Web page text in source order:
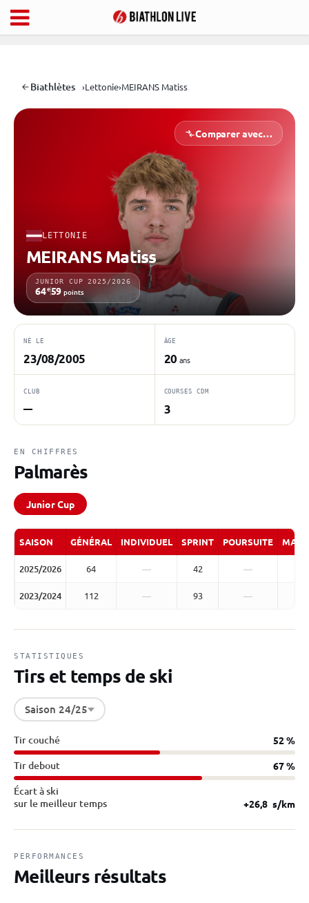
Biathlètes ›Lettonie›MEIRANS Matiss
LETTONIE
MEIRANS Matiss
JUNIOR CUP 2025/2026
64e59 points
Comparer avec…
NÉ LE
23/08/2005
ÂGE
20 ans
CLUB
—
COURSES CDM
3
EN CHIFFRES
Palmarès
Junior Cup
SAISON GÉNÉRAL INDIVIDUEL SPRINT POURSUITE
2025/2026 64 — 42 —
2023/2024 112 — 93 —
STATISTIQUES
Tirs et temps de ski
Saison 24/25
Tir couché 52 %
Tir debout 67 %
Écart à ski
sur le meilleur temps
+26,8 s/km
PERFORMANCES
Meilleurs résultats